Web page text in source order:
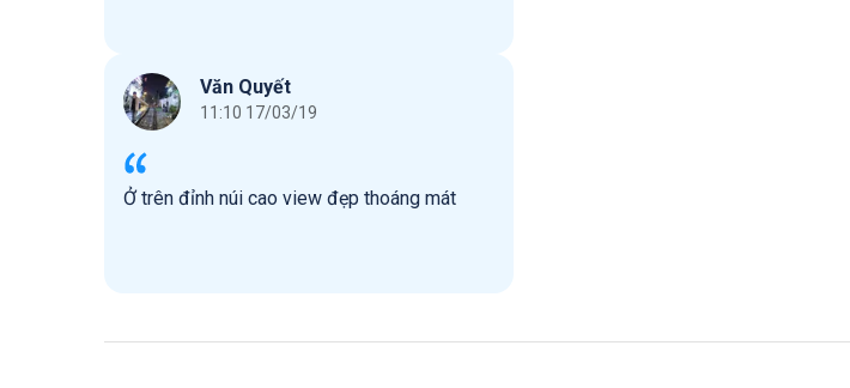
Văn Quyết
11:10 17/03/19
Ở trên đỉnh núi cao view đẹp thoáng mát